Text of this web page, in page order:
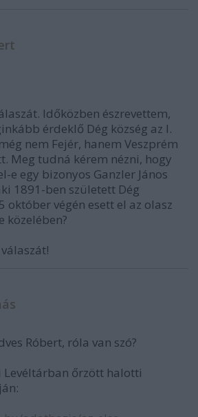
Időközben észrevettem,
érdeklő Dég község az I.
nem Fejér, hanem Veszprém
Meg tudná kérem nézni, hogy
e egy bizonyos Ganzler János
1891-ben született Dég
október végén esett el az olasz
közelében?
Róbert, róla van szó?
Levéltárban őrzött halotti